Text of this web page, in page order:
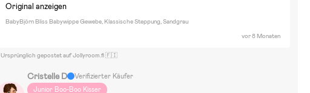
Original anzeigen
BabyBjörn Bliss Babywippe Gewebe, Klassische Steppung, Sandgrau
vor 8 Monaten
Ursprünglich gepostet auf Jollyroom.fi 🇫🇮
Cristelle D
Verifizierter Käufer
Junior Boo-Boo Kisser